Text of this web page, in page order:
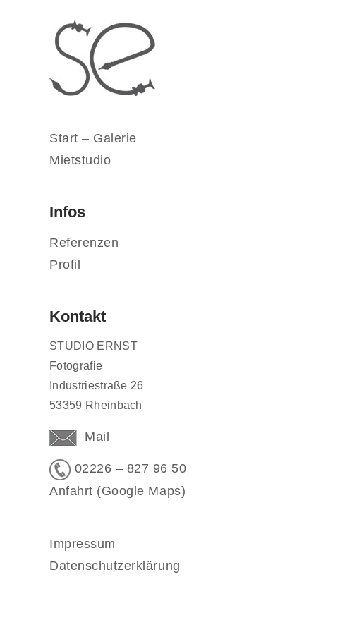
Start – Galerie
Mietstudio
Infos
Referenzen
Profil
Kontakt
STUDIO ERNST
Fotografie
Industriestraße 26
53359 Rheinbach
Mail
02226 – 827 96 50
Anfahrt (Google Maps)
Impressum
Datenschutzerklärung